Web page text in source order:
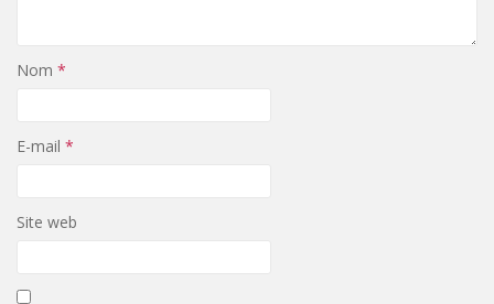
Nom *
E-mail *
Site web